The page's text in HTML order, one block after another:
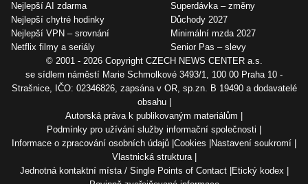
Nejlepší AI zdarma
Nejlepší chytré hodinky
Nejlepší VPN – srovnání
Netflix filmy a seriály
Superdávka – změny
Důchody 2027
Minimální mzda 2027
Senior Pas – slevy
© 2001 - 2026 Copyright CZECH NEWS CENTER a.s.
se sídlem náměstí Marie Schmolkové 3493/1, 100 00 Praha 10 -
Strašnice, IČO: 02346826, zapsána v OR, sp.zn. B 19490 a dodavatelé
obsahu
Autorská práva k publikovaným materiálům
Podmínky pro užívání služby informační společnosti
Informace o zpracování osobních údajů Cookies
Nastavení soukromí
Vlastnická struktura
Jednotná kontaktní místa / Single Points of Contact
Etický kodex